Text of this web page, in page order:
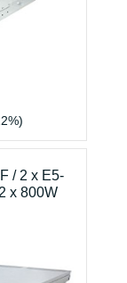
/ 2 x E5-
x 800W